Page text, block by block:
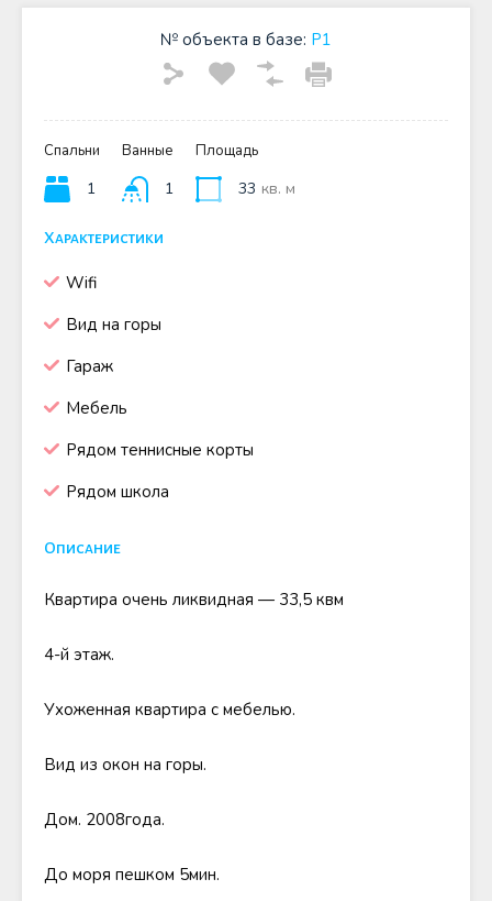
№ объекта в базе: P1
Спальни
1
Ванные
1
Площадь
33 кв. м
Характеристики
Wifi
Вид на горы
Гараж
Мебель
Рядом теннисные корты
Рядом школа
Описание
Квартира очень ликвидная — 33,5 квм
4-й этаж.
Ухоженная квартира с мебелью.
Вид из окон на горы.
Дом. 2008года.
До моря пешком 5мин.